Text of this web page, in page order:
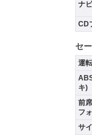
ナ
CD
セ
運
キ)
前
フ
サ